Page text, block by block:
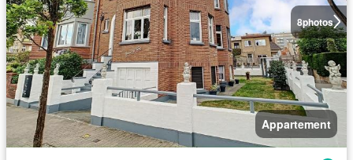
8photos
Appartement